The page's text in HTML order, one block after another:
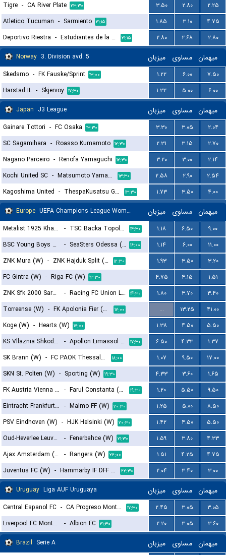
Tigre - CA River Plate ۲۳:۳۰ ۳.۵۰ ۲.۸۰
۲.۲۵
Atletico Tucuman - Sarmiento ۲۱:۱۵ ۱.۸۵ ۳.۱۰
۴.۷۵
Deportivo Riestra - Estudiantes de la Plata ۲۱:۱۵ ۲.۸۰ ۲.۶۸
۲.۸۰
Norway 3. Division avd. 5 میزبان مساوی میهمان
Skedsmo - FK Fauske/Sprint ۱۳:۰۰ ۱.۲۲ ۶.۰۰
۷.۵۰
Harstad IL - Skjervoy ۱۷:۳۰ ۱.۳۲ ۵.۰۰
۶.۰۰
Japan J3 League میزبان مساوی میهمان
Gainare Tottori - FC Osaka ۱۳:۳۰ ۳.۳۰ ۳.۰۵
۲.۰۴
SC Sagamihara - Roasso Kumamoto ۱۲:۳۰ ۲.۳۱ ۳.۱۵
۲.۷۰
Nagano Parceiro - Renofa Yamaguchi ۱۲:۳۰ ۳.۲۰ ۳.۰۰
۲.۱۴
Kochi United SC - Matsumoto Yamaga FC ۱۳:۳۰ ۲.۵۸ ۲.۹۰
۲.۵۴
Kagoshima United - ThespaKusatsu Gunma ۱۳:۳۰ ۱.۷۳ ۳.۵۰
۴.۰۰
Europe UEFA Champions League Women Qualification میزبان مساوی میهمان
Metalist 1925 Kharkiv (W) - TSC Backa Topola (W) ۱۴:۳۰ ۱.۱۸ ۶.۵۰
۹.۰۰
BSC Young Boys Berna (W)
- SeaSters Odessa (W) ۱۶:۰۰ ۱.۱۴ ۶.۰۰
۱۱.۰۰
ZNK Mura (W) - ZNK Hajduk Split (W) ۱۲:۳۰ ۱.۹۳ ۳.۵۰
۳.۲۰
FC Gintra (W) - Riga FC (W) ۱۳:۳۰ ۴.۷۵ ۴.۱۵
۱.۵۱
ZNK Sfk 2000 Sarajevo (W)
- Racing FC Union Luxembourg (W) ۱۴:۳۰ ۱.۸۰ ۳.۷۰
۳.۴۰
Torreense (W) - FK Apolonia Fier (W) ۱۷:۰۰ ... ۱۳.۲۵
۴۱.۰۰
Koge (W) - Hearts (W) ۱۷:۰۰ ۱.۳۸ ۴.۵۰
۵.۵۰
KS Vllaznia Shkoder (W)
- Apollon Limassol FC (W) ۱۷:۳۰ ۶.۵۰ ۴.۳۳
۱.۳۷
SK Brann (W) - FC PAOK Thessaloniki (W) ۱۸:۰۰ ۱.۰۷ ۹.۵۰
۱۷.۰۰
SKN St. Polten (W) - Sporting (W) ۱۹:۳۰ ۴.۳۳ ۳.۶۰
۱.۶۵
FK Austria Vienna (W) - Farul Constanta (W) ۱۹:۳۰ ۱.۲۰ ۵.۵۰
۹.۵۰
Eintracht Frankfurt (W) - Malmo FF (W) ۲۰:۳۰ ۱.۲۵ ۵.۰۰
۸.۵۰
PSV Eindhoven (W) - HJK Helsinki (W) ۲۰:۳۰ ۱.۴۲ ۴.۵۰
۵.۵۰
Oud-Heverlee Leuven (W)
- Fenerbahce (W) ۲۱:۳۰ ۱.۵۹ ۳.۸۰
۴.۳۳
Ajax Amsterdam (W)
- Rangers (W) ۲۲:۰۰ ۱.۵۱ ۴.۲۵
۴.۷۵
Juventus FC (W) - Hammarby IF DFF (W) ۲۲:۳۰ ۲.۰۴ ۳.۴۰
۳.۰۰
Uruguay Liga AUF Uruguaya میزبان مساوی میهمان
Central Espanol FC - CA Progreso Montevideo ۱۷:۳۰ ۲.۴۵ ۳.۰۵
۳.۰۵
Liverpool FC Montevideo
- Albion FC ۲۱:۳۰ ۲.۲۰ ۳.۰۵
۳.۶۰
Brazil Serie A میزبان مساوی میهمان